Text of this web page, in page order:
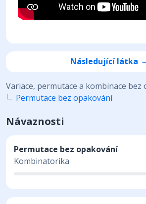
Následující látka
Variace, permutace a kombinace bez
Permutace bez opakování
Návaznosti
Permutace bez opakování
Kombinatorika